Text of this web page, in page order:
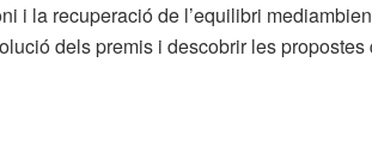
i la recuperació de l’equilibri
dels premis i descobrir les